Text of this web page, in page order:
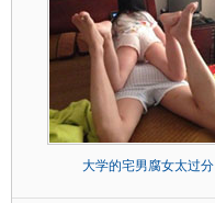
大学的宅男腐女太过分